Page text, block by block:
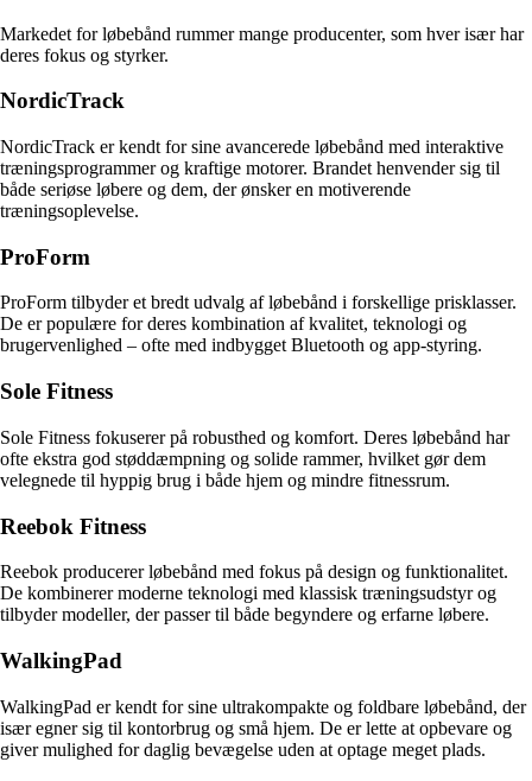
Markedet for løbebånd rummer mange producenter, som hver især har
deres fokus og styrker.
NordicTrack
NordicTrack er kendt for sine avancerede løbebånd med interaktive
træningsprogrammer og kraftige motorer. Brandet henvender sig til
både seriøse løbere og dem, der ønsker en motiverende
træningsoplevelse.
ProForm
ProForm tilbyder et bredt udvalg af løbebånd i forskellige prisklasser.
De er populære for deres kombination af kvalitet, teknologi og
brugervenlighed – ofte med indbygget Bluetooth og app-styring.
Sole Fitness
Sole Fitness fokuserer på robusthed og komfort. Deres løbebånd har
ofte ekstra god støddæmpning og solide rammer, hvilket gør dem
velegnede til hyppig brug i både hjem og mindre fitnessrum.
Reebok Fitness
Reebok producerer løbebånd med fokus på design og funktionalitet.
De kombinerer moderne teknologi med klassisk træningsudstyr og
tilbyder modeller, der passer til både begyndere og erfarne løbere.
WalkingPad
WalkingPad er kendt for sine ultrakompakte og foldbare løbebånd, der
især egner sig til kontorbrug og små hjem. De er lette at opbevare og
giver mulighed for daglig bevægelse uden at optage meget plads.